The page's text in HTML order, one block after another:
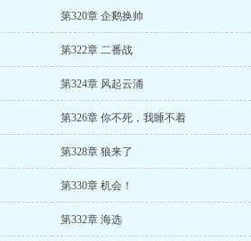
第320章 企鹅换帅
第322章 二番战
第324章 风起云涌
第326章 你不死，我睡不着
第328章 狼来了
第330章 机会！
第332章 海选